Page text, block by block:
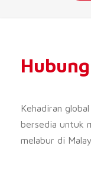
Kehadiran
bersedia untuk
melabur di